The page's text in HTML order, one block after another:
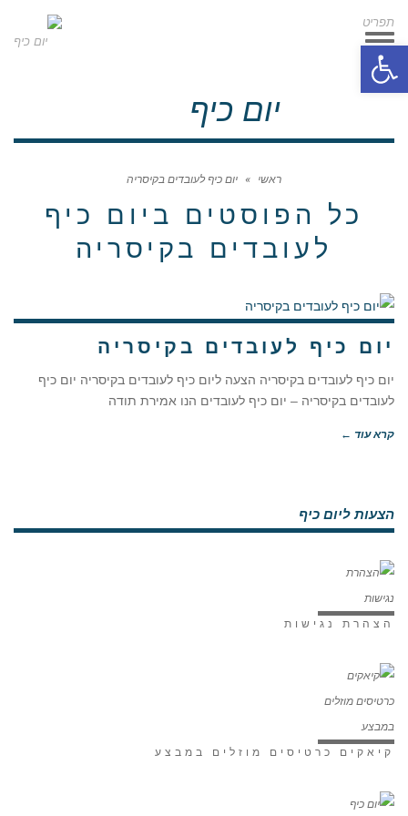
פתח סרגל נגישות
תפריט
תפריט
יום כיף
ראשי » יום כיף לעובדים בקיסריה
כל הפוסטים ב יום כיף
לעובדים בקיסריה
יום כיף לעובדים בקיסריה
יום כיף לעובדים בקיסריה הצעה ליום כיף לעובדים בקיסריה יום כיף
לעובדים בקיסריה – יום כיף לעובדים הנו אמירת תודה
קרא עוד ←
הצעות ליום כיף
הצהרת נגישות
קיאקים כרטיסים מוזלים במבצע